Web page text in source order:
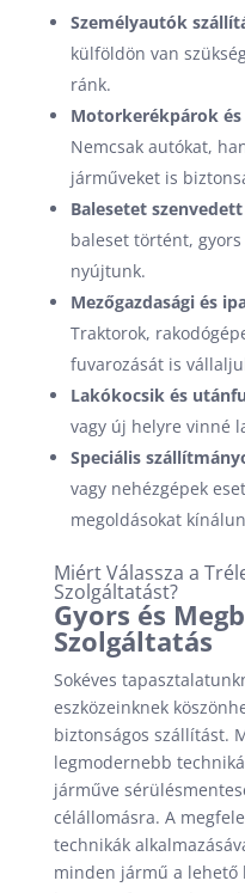
Személyautók
külföldön van
ránk.
Motorkerékpárok
Nemcsak autókat,
járműveket is
Balesetet
baleset történt,
nyújtunk.
Mezőgazdasági és
Traktorok,
fuvarozását is
Lakókocsik és
vagy új helyre vinné
Speciális
vagy nehézgépek
megoldásokat
Miért Válassza a
Szolgáltatást?
Gyors és
Szolgáltatás
Sokéves
eszközeinknek
biztonságos szállítást.
legmodernebb
járműve
célállomásra. A
technikák
minden jármű a lehető